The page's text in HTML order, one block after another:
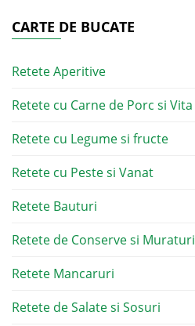
CARTE DE BUCATE
Retete Aperitive
Retete cu Carne de Porc si Vita
Retete cu Legume si fructe
Retete cu Peste si Vanat
Retete Bauturi
Retete de Conserve si Muraturi
Retete Mancaruri
Retete de Salate si Sosuri